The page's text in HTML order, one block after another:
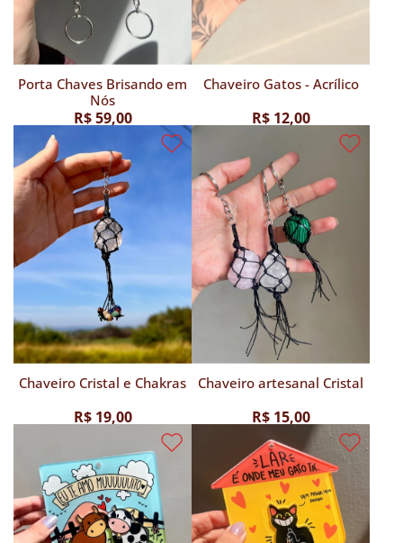
Porta Chaves Brisando em
Nós
R$ 59,00
Chaveiro Gatos - Acrílico
R$ 12,00
Chaveiro Cristal e Chakras
R$ 19,00
Chaveiro artesanal Cristal
R$ 15,00